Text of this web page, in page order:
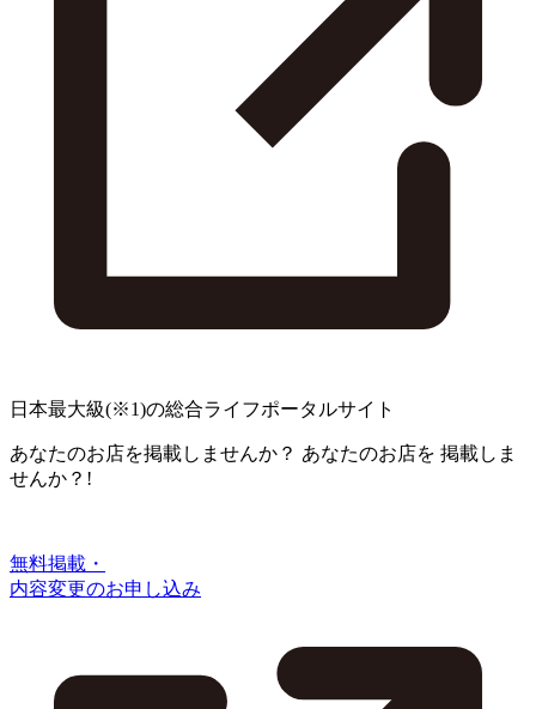
日本最大級(※1)の総合ライフポータルサイト
あなたのお店を掲載しませんか？ あなたのお店を 掲載しま
せんか？!
無料掲載・
内容変更のお申し込み